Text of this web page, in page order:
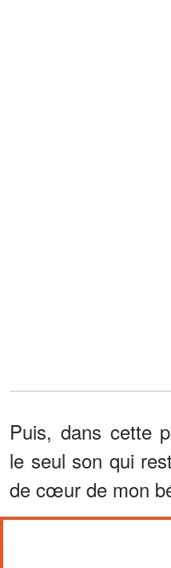
Puis, dans cette
le seul son qui
de cœur de mon